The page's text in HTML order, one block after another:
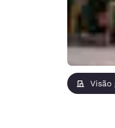
Visão